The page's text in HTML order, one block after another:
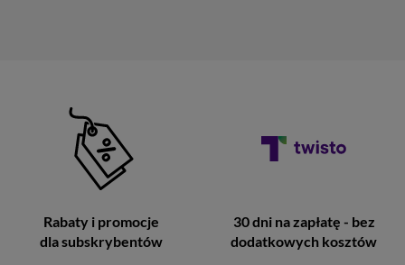
Rabaty i promocje
dla subskrybentów
30 dni na zapłatę - bez
dodatkowych kosztów